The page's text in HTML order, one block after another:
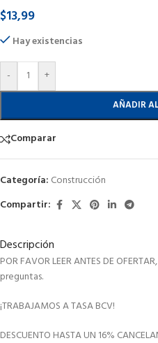
$13,99
Hay existencias
- +
AÑADIR
Comparar
Categoría: Construcción
Compartir:
Descripción
POR FAVOR LEER ANTES DE
preguntas.
¡TRABAJAMOS A TASA BCV!
DESCUENTO HASTA UN 16%